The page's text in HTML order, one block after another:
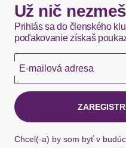
Okamžite dostupné
kuriérom DHL do 1-3
Hermes - 0,00 EUR
Okamžite dostupné
kuriérom Hermes do 1-
Už nič
Prihlás sa do členského
poďakovanie získaš
E-mailová adresa
Chcel(-a) by som byť v